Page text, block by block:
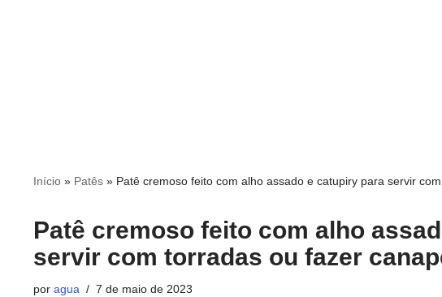
Início» Patês» Patê cremoso feito com alho assado e catupiry para servir
Patê cremoso feito com alho
servir com torradas ou fazer
por agua 7 de maio de 2023